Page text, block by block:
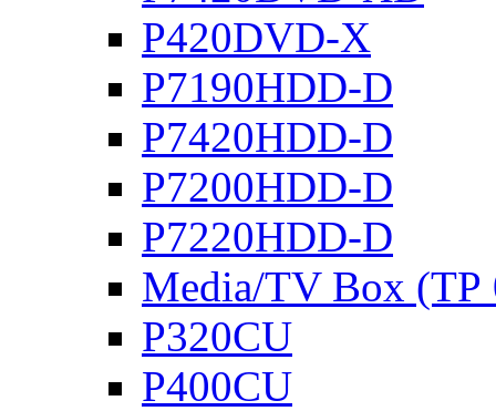
P420DVD-X
P7190HDD-D
P7420HDD-D
P7200HDD-D
P7220HDD-D
Media/TV Box (ТР
P320CU
P400CU